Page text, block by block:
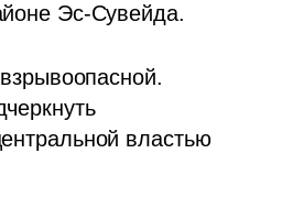
Эс-Сувейда.
властью